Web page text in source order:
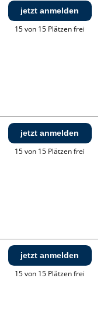
jetzt anmelden
15 von 15 Plätzen frei
jetzt anmelden
15 von 15 Plätzen frei
jetzt anmelden
15 von 15 Plätzen frei